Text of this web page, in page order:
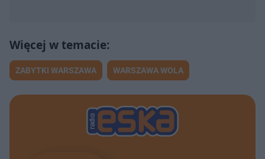
ZABYTKI WARSZAWA WARSZAWA WOLA